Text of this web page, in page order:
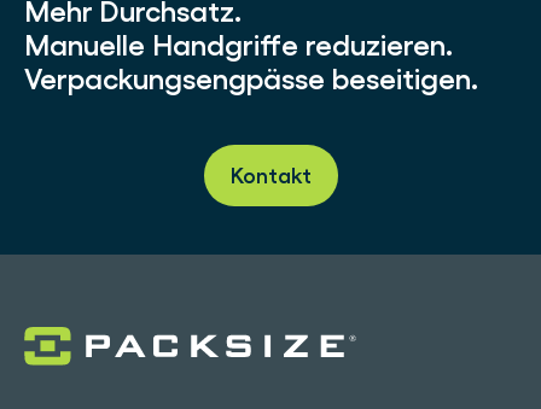
Mehr Durchsatz.
Manuelle Handgriffe reduzieren.
Verpackungsengpässe beseitigen.
Kontakt